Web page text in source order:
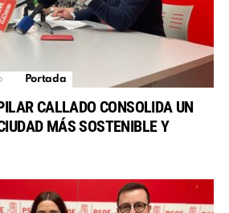
Portada
CALLADO CONSOLIDA UN
MÁS SOSTENIBLE Y